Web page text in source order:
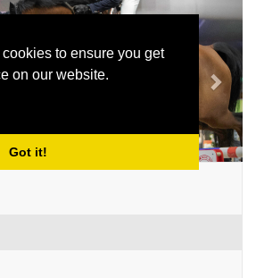
to ensure you get
on our website.
Got it!
Next